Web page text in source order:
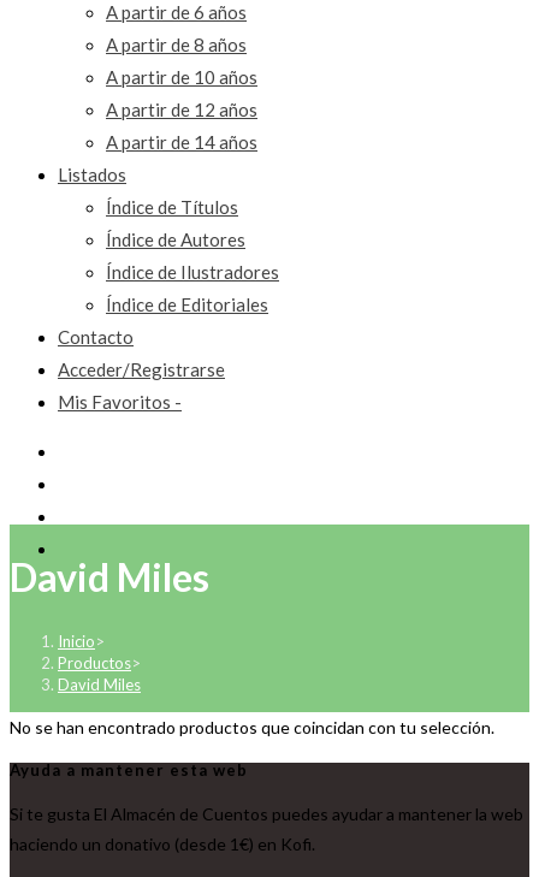
A partir de 6 años
A partir de 8 años
A partir de 10 años
A partir de 12 años
A partir de 14 años
Listados
Índice de Títulos
Índice de Autores
Índice de Ilustradores
Índice de Editoriales
Contacto
Acceder/Registrarse
Mis Favoritos -
David Miles
Inicio>
Productos>
David Miles
No se han encontrado productos que coincidan con tu selección.
Ayuda a mantener esta web
Si te gusta El Almacén de Cuentos puedes ayudar a mantener la web
haciendo un donativo (desde 1€) en Kofi.